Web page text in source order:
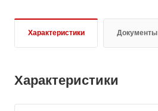
Характеристики Документы
Характеристики